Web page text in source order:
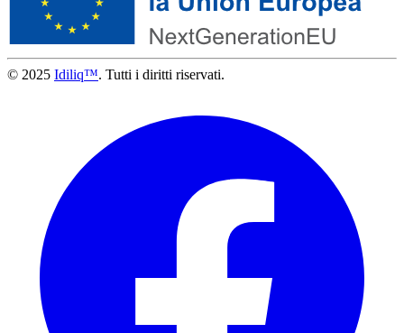
© 2025 Idiliq™. Tutti i diritti riservati.